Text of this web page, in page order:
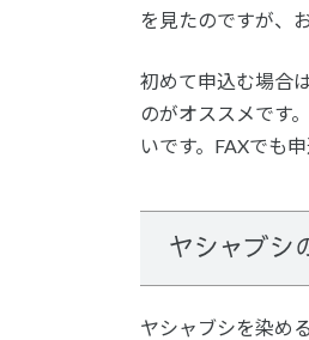
を見たのですが、
初めて申込む場合
のがオススメです
いです。FAXでも申
ヤシャブシ
ヤシャブシを染め